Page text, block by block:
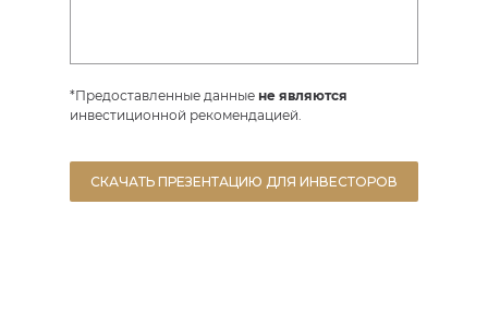
CКАЧАТЬ ПРЕЗЕНТАЦИЮ ДЛЯ ИНВЕСТОРОВ
*Предоставленные данные не являются
инвестиционной рекомендацией.